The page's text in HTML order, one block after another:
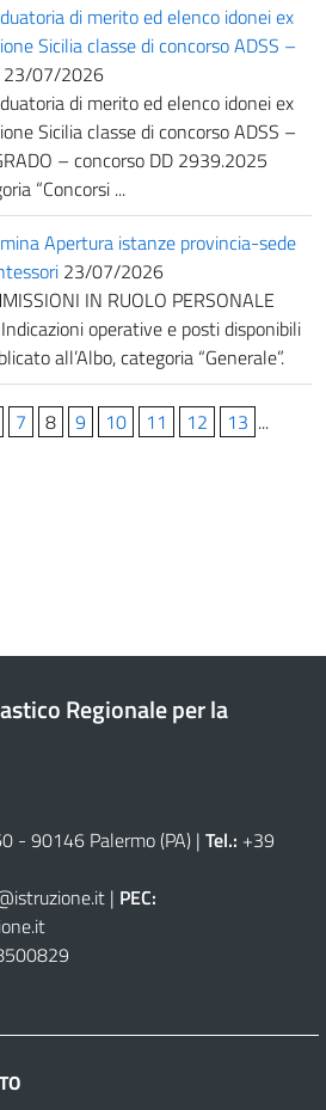
di merito ed elenco idonei ex
Sicilia classe di concorso ADSS –
23/07/2026
di merito ed elenco idonei ex
Sicilia classe di concorso ADSS –
– concorso DD 2939.2025
“Concorsi ...
Apertura istanze provincia-sede
23/07/2026
IN RUOLO PERSONALE
operative e posti disponibili
all’Albo, categoria “Generale”.
7 8 9 10 11 12 13 ...
Regionale per la
- 90146 Palermo (PA) | Tel.: +39
| PEC: